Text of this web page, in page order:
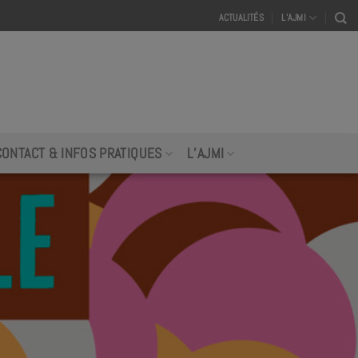
ACTUALITÉS L’AJMI
& INFOS PRATIQUES L’AJMI